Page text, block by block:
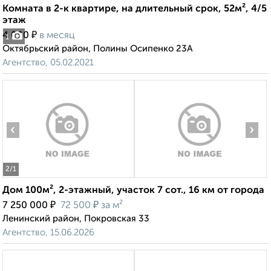
1
Комната в 2-к квартире, на длительный срок, 52м², 4/5
этаж
4 000 ₽ в месяц
Октябрьский район, Полины Осипенко 23А
Агентство, 05.02.2021
2/1
‹ ›
Дом 100м², 2-этажный, участок 7 сот., 16 км от города
7 250 000 ₽ 72 500 ₽ за м²
Ленинский район, Покровская 33
Агентство, 15.06.2026